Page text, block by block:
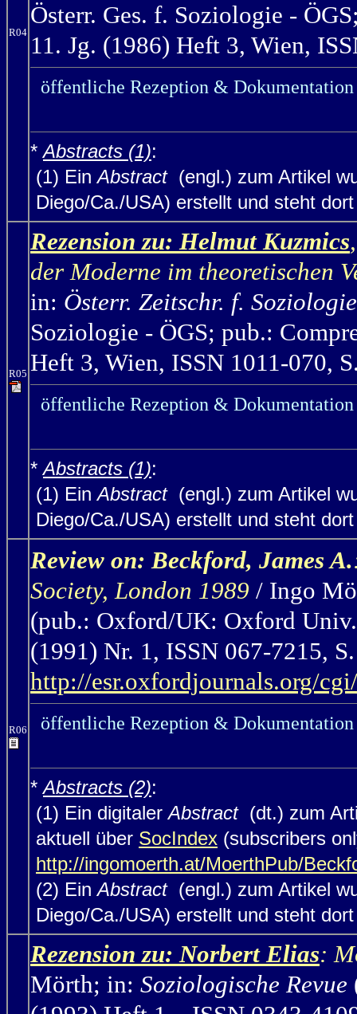
R04
Österr. Ges. f. Soziologie -
11. Jg. (1986) Heft 3, Wien,
öffentliche Rezeption &
*Abstracts (1):
(1) EinAbstract(engl.) zum Artikel
Diego/Ca./USA) erstellt und steht
R05
Rezension zu: Helmut Kuzmics,
der Moderne im theoretischen
in: Österr. Zeitschr. f.
Soziologie - ÖGS; pub.:
Heft 3, Wien, ISSN 1011-070,
öffentliche Rezeption &
*Abstracts (1):
(1) EinAbstract(engl.) zum Artikel
Diego/Ca./USA) erstellt und steht
R06
Review on: Beckford, James A.
Society, London 1989 / Ingo
(pub.: Oxford/UK: Oxford Univ.
(1991) Nr. 1, ISSN 067-7215,
http://esr.oxfordjournals.org/
öffentliche Rezeption &
*Abstracts (2):
(1) Ein digitalerAbstract(dt.) zum
aktuell über SocIndex (subscribers
http://ingomoerth.at/MoerthPub/
(2) EinAbstract(engl.) zum Artikel
Diego/Ca./USA) erstellt und steht
Rezension zu: Norbert Elias:
Mörth; in: Soziologische Revue